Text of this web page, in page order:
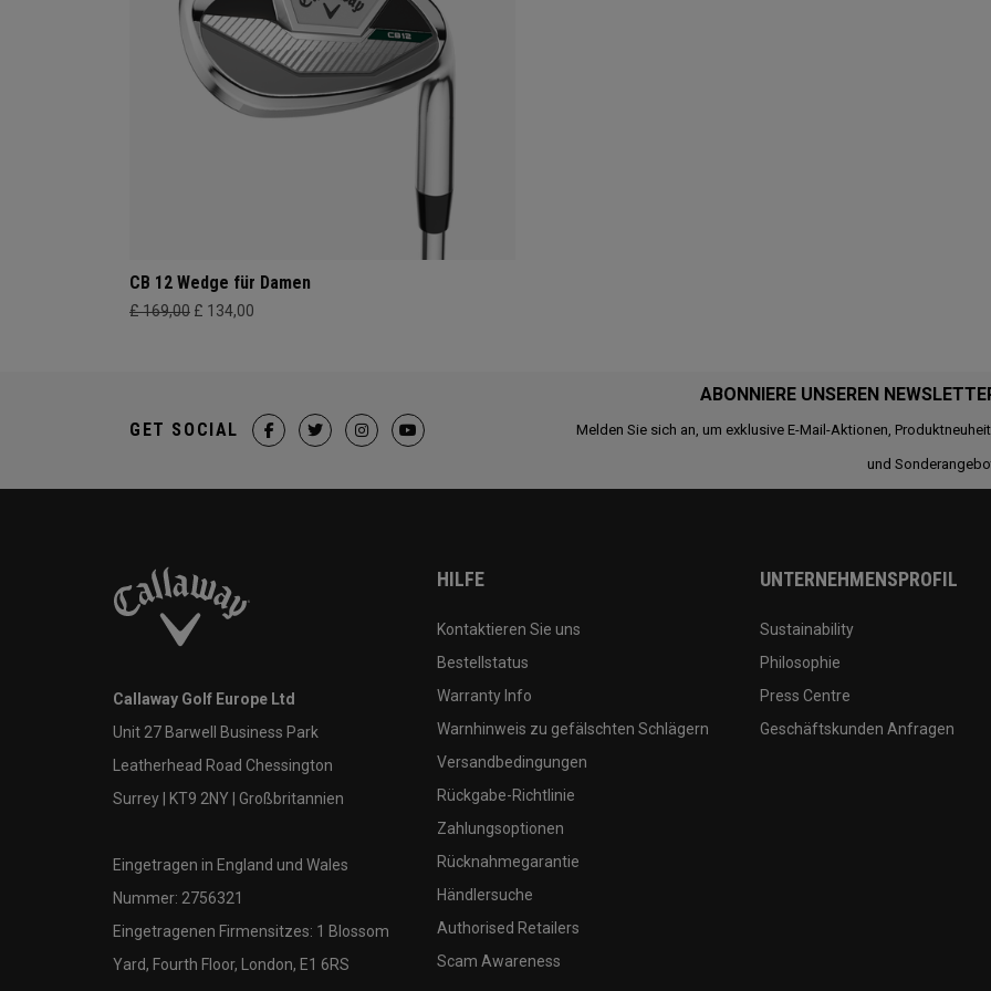
CB 12 Wedge für Damen
£ 169,00 £ 134,00
ABONNIERE UNSEREN
Melden Sie sich an, um exklusive E-Mail-Aktionen,
und
GET SOCIAL
Callaway Golf Europe Ltd
Unit 27 Barwell Business Park
Leatherhead Road Chessington
Surrey | KT9 2NY | Großbritannien
Eingetragen in England und Wales
Nummer: 2756321
Eingetragenen Firmensitzes: 1 Blossom
Yard, Fourth Floor, London, E1 6RS
HILFE
Kontaktieren Sie uns
Bestellstatus
Warranty Info
Warnhinweis zu gefälschten Schlägern
Versandbedingungen
Rückgabe-Richtlinie
Zahlungsoptionen
Rücknahmegarantie
Händlersuche
Authorised Retailers
Scam Awareness
UNTERNEHMENSPROFIL
Sustainability
Philosophie
Press Centre
Geschäftskunden Anfragen